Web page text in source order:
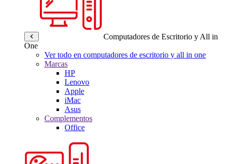
Computadores de Escritorio y All in
One
Ver todo en computadores de escritorio y all in one
Marcas
HP
Lenovo
Apple
iMac
Asus
Complementos
Office